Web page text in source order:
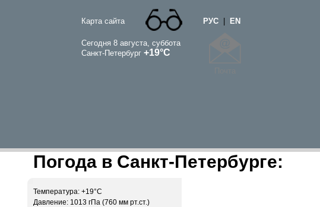
Карта сайта РУС | EN
Сегодня 8 августа, суббота
Санкт-Петербург +19°C
Погода в Санкт-Петербурге:
Температура: +19°C
Давление: 1013 гПа (760 мм рт.ст.)